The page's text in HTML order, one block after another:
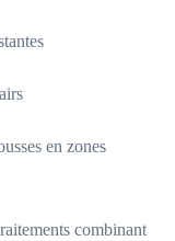
en zones
combinant